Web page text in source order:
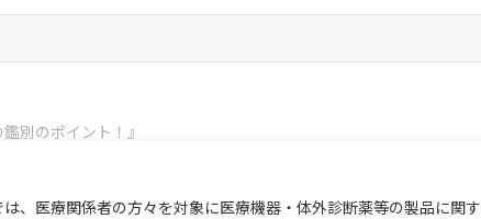
別のポイント！』
部）
、医療関係者の方々を対象に医療機器・体外診断薬等の製品に関